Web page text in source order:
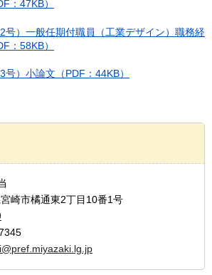
：47KB）
2号）一般任期付職員（工業デザイン）職務経
：58KB）
3号）小論文（PDF：44KB）
崎市橘通東2丁目10番1号